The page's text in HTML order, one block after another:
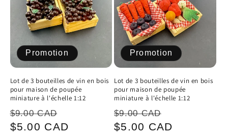
Promotion
Lot de 3 bouteilles de vin en bois
pour maison de poupée
miniature à l'échelle 1:12
Prix
habituel
$9.00 CAD
promotionnel
$5.00 CAD
Promotion
Lot de 3 bouteilles de vin en bois
pour maison de poupée
miniature à l'échelle 1:12
Prix
habituel
$9.00 CAD
$5.00 CAD